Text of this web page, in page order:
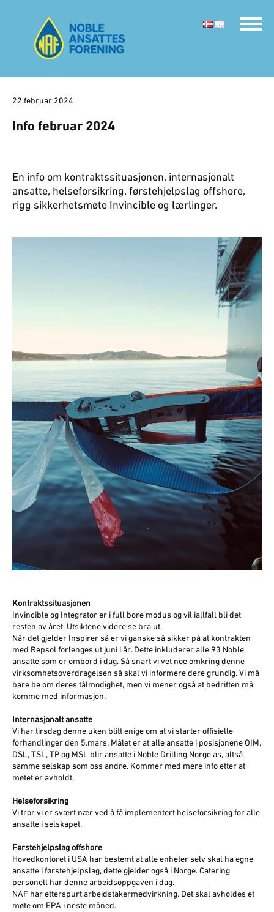
22.februar.2024
Info februar 2024
En info om kontraktssituasjonen, internasjonalt
ansatte, helseforsikring, førstehjelpslag offshore,
rigg sikkerhetsmøte Invincible og lærlinger.
Kontraktssituasjonen
Invincible og Integrator er i full bore modus og vil iallfall bli det
resten av året. Utsiktene videre se bra ut.
Når det gjelder Inspirer så er vi ganske så sikker på at kontrakten
med Repsol forlenges ut juni i år. Dette inkluderer alle 93 Noble
ansatte som er ombord i dag. Så snart vi vet noe omkring denne
virksomhetsoverdragelsen så skal vi informere dere grundig. Vi må
bare be om deres tålmodighet, men vi mener også at bedriften må
komme med informasjon.
Internasjonalt ansatte
Vi har tirsdag denne uken blitt enige om at vi starter offisielle
forhandlinger den 5.mars. Målet er at alle ansatte i posisjonene OIM,
DSL, TSL, TP og MSL blir ansatte i Noble Drilling Norge as, altså
samme selskap som oss andre. Kommer med mere info etter at
møtet er avholdt.
Helseforsikring
Vi tror vi er svært nær ved å få implementert helseforsikring for alle
ansatte i selskapet.
Førstehjelpslag offshore
Hovedkontoret i USA har bestemt at alle enheter selv skal ha egne
ansatte i førstehjelpslag, dette gjelder også i Norge. Catering
personell har denne arbeidsoppgaven i dag.
NAF har etterspurt arbeidstakermedvirkning. Det skal avholdes et
møte om EPA i neste måned.